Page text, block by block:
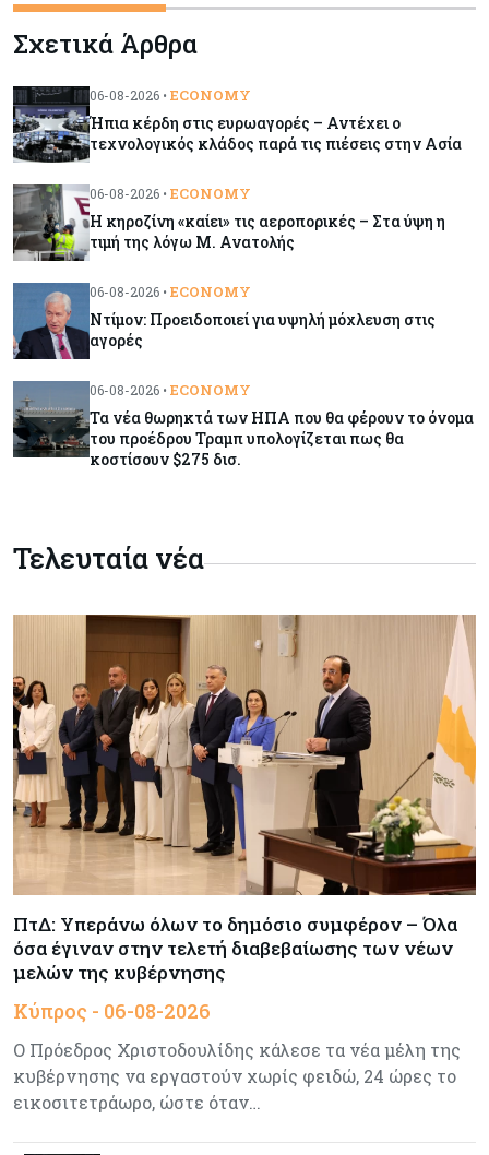
Banking
Τράπεζα Κύπρου: Στα €13 ανεβάζει την τιμή
στόχο η Euroxx – Αναβάθμιση προβλέψεων για
Στο gov.cy η αλλαγή τραπεζικού λογαριασμού
για μισθούς και συντάξεις του Δημοσίου
Κόσμος
Ντίμον: Προειδοποιεί για υψηλή μόχλευση στις
αγορές
«Σεισμός» στη Google: Φεύγει ο αρχιτέκτονας
της AI Jeff Dean – Ανατροπή στην ηγεσία της
DeepMind και βουτιά της μετοχής
Χρυσός: Ξεπέρασε τα $4.300 με ώθηση από την
Εμπορεύματα 06-08-2026
Πετρέλαιο: Υποχωρούν και πάλι οι τιμές μετά τη
συμφωνία Ιράν-Ομάν για τα Στενά του Ορμούζ –
Κοντά στα $79 το Brent
Κύπρος 06-08-2026
Ορκίζονται σήμερα τα νέα μέλη της Κυβέρνησης
- Στις 13:00 συνεδριάζει το Υπουργικό
Κόσμος 06-08-2026
Τα νέα θωρηκτά των ΗΠΑ που θα φέρουν το
όνομα του προέδρου Τραμπ υπολογίζεται πως θα
κοστίσουν $275 δισ.
Πώς οι Γάλλοι και ο ΑΔΜΗΕ έβαλαν τον GSI
στην πρίζα
Κόσμος 06-08-2026
Σχετικά Άρθρα
06-08-2026 • ECONOMY
Ήπια κέρδη στις ευρωαγορές – Αντέχει ο
τεχνολογικός κλάδος παρά τις πιέσεις στην Ασία
06-08-2026 • ECONOMY
Η κηροζίνη «καίει» τις αεροπορικές – Στα ύψη η
τιμή της λόγω Μ. Ανατολής
06-08-2026 • ECONOMY
Ντίμον: Προειδοποιεί για υψηλή μόχλευση στις
αγορές
06-08-2026 • ECONOMY
Τα νέα θωρηκτά των ΗΠΑ που θα φέρουν το όνομα
του προέδρου Τραμπ υπολογίζεται πως θα
κοστίσουν $275 δισ.
Τελευταία νέα
ΠτΔ: Υπεράνω όλων το δημόσιο συμφέρον – Όλα
όσα έγιναν στην τελετή διαβεβαίωσης των νέων
μελών της κυβέρνησης
Κύπρος - 06-08-2026
Ο Πρόεδρος Χριστοδουλίδης κάλεσε τα νέα μέλη της
κυβέρνησης να εργαστούν χωρίς φειδώ, 24 ώρες το
εικοσιτετράωρο, ώστε όταν…